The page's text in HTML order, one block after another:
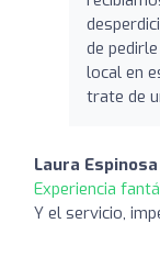
de
local en
trate de
Laura Espinosa
Experiencia
Y el servicio,